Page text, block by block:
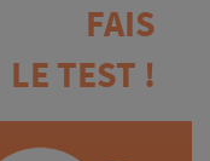
FAIS
LE TEST !